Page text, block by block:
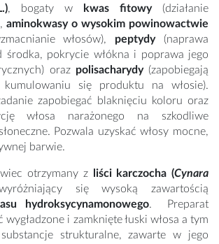
, bogaty w kwas fitowy(działanie
aminokwasy o wysokim powinowactwie
włosów), peptydy (naprawa
środka, pokrycie włókna i poprawa jego
oraz polisacharydy(zapobiegają
się produktu na włosie).
zapobiegać blaknięciu koloru oraz
włosa narażonego na szkodliwe
Pozwala uzyskać włosy mocne,
barwie.
otrzymany z liści karczocha (Cynara
się wysoką zawartością
hydroksycynamonowego. Preparat
i zamknięte łuski włosa a tym
strukturalne, zawarte w jego